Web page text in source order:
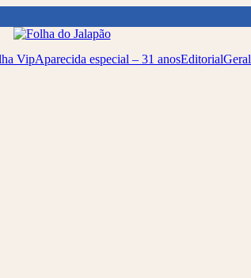
VipAparecida especial – 31 anosEditorialGeral